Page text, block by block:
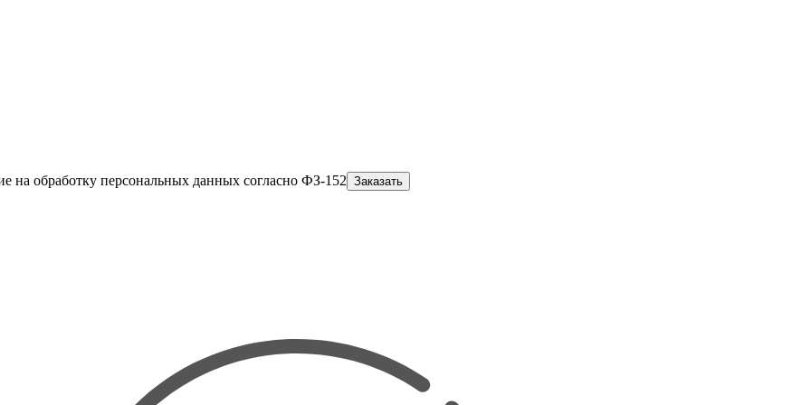
на обработку персональных данных согласно ФЗ-152